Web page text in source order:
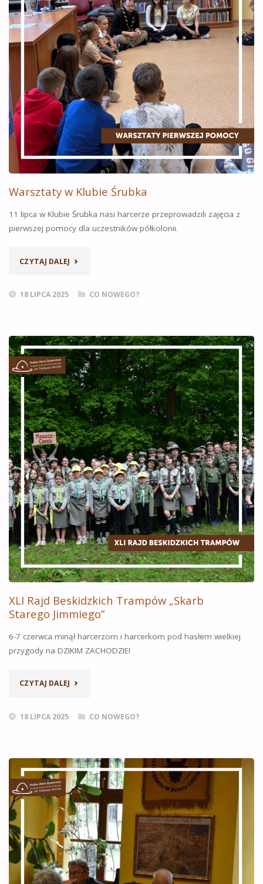
MORZE””
Warsztaty w Klubie Śrubka
11 lipca w Klubie Śrubka nasi harcerze przeprowadzili zajęcia z
pierwszej pomocy dla uczestników półkolonii.
CZYTAJ DALEJ „WARSZTATY
18 LIPCA 2025 CO NOWEGO?
XLI Rajd Beskidzkich Trampów „Skarb
Starego Jimmiego”
6-7 czerwca minął harcerzom i harcerkom pod hasłem wielkiej
przygody na DZIKIM ZACHODZIE!
CZYTAJ DALEJ „XLI
„SKARB
STAREGO
JIMMIEGO””
18 LIPCA 2025 CO NOWEGO?